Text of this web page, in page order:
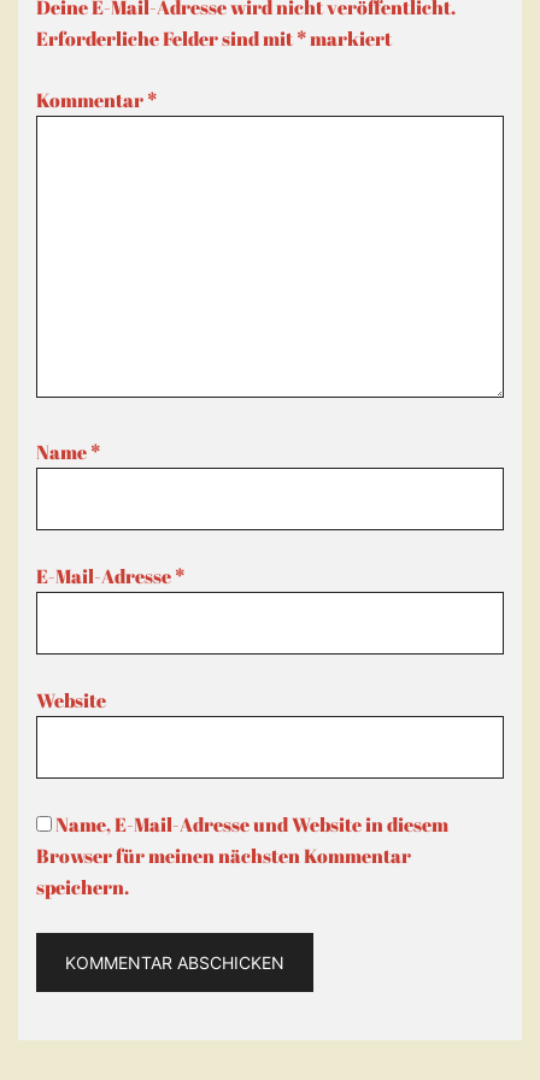
Deine E-Mail-Adresse wird nicht veröffentlicht.
Erforderliche Felder sind mit*markiert
Kommentar*
Name*
E-Mail-Adresse*
Website
Name, E-Mail-Adresse und Website in diesem
Browser für meinen nächsten Kommentar
speichern.